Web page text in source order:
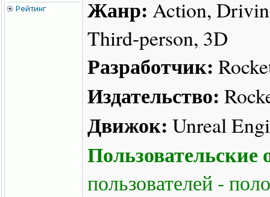
Рейтинг Жанр: Action,
Third-person, 3D
Разработчик:
Издательство:
Движок: Unreal
Пользовательские
пользователей -